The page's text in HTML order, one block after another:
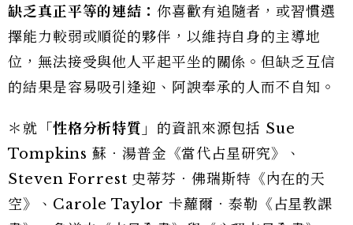
缺乏真正平等的連結： 你喜歡有追隨者，或習慣選
擇能力較弱或順從的夥伴，以維持自身的主導地
位，無法接受與他人平起平坐的關係。但缺乏互信
的結果是容易吸引逢迎、阿諛奉承的人而不自知。
＊就 「性格分析特質」 的資訊來源包括 Sue
Tompkins 蘇．湯普金《當代占星研究》、
Steven Forrest 史蒂芬．佛瑞斯特《內在的天
空》、Carole Taylor 卡蘿爾．泰勒《占星教課